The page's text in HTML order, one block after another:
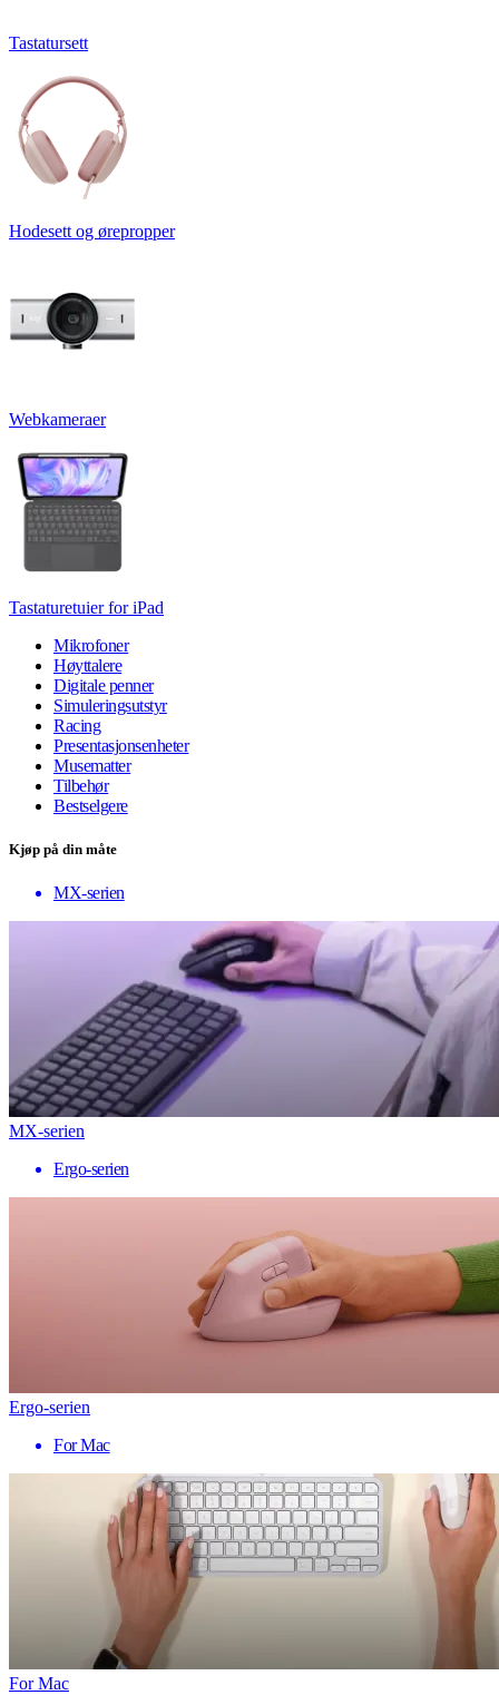
Tastatursett
Hodesett og ørepropper
Webkameraer
Tastaturetuier for iPad
Mikrofoner
Høyttalere
Digitale penner
Simuleringsutstyr
Racing
Presentasjonsenheter
Musematter
Tilbehør
Bestselgere
Kjøp på din måte
MX-serien
MX-serien
Ergo-serien
Ergo-serien
For Mac
For Mac